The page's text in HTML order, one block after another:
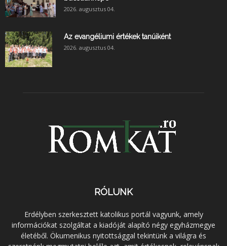
2026. augusztus 04.
Az evangéliumi értékek tanúiként
2026. augusztus 04.
RÓLUNK
Erdélyben szerkesztett katolikus portál vagyunk, amely
információkat szolgáltat a kiadóját alapító négy egyházmegye
életéből. Ökumenikus nyitottsággal tekintünk a világra és